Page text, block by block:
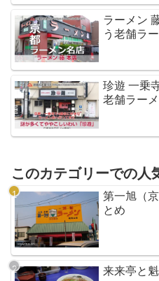
ラーメン
う老舗ラ
珍遊 一乗
老舗ラー
このカテゴリーでの人
第一旭（
とめ
来来亭と